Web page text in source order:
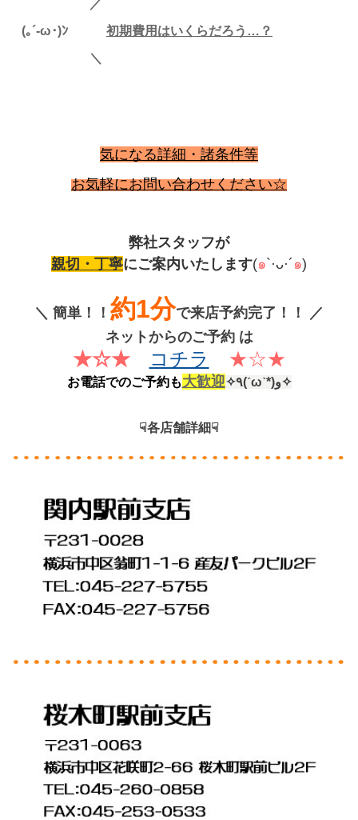
／
(｡´-ω･)ﾝ
初期費用はいくらだろう…？
＼
気になる詳細・諸条件等
お気軽にお問い合わせください☆
弊社スタッフが
親切・丁寧にご案内いたします(๑`·ᴗ·´ ๑)
＼ 簡単！！ 約1分で来店予約完了！！
／
ネットからのご予約 は
★☆★ コチラ ★☆★
お電話でのご予約も大歓迎 ✧٩(ˊωˋ*)و✧
☟各店舗詳細☟